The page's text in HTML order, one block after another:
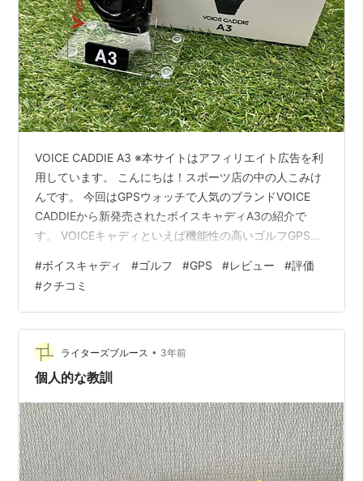
VOICE CADDIE A3 ※本サイトはアフィリエイト広告を利
用しています。 こんにちは！スポーツ店の中の人こみけ
んです。 今回はGPSウォッチで人気のブランドVOICE
CADDIEから新発売されたボイスキャディA3の紹介で
す。 VOICEキャディといえば機能性の高いゴルフGPSを
番で人気だったモデルA2が進化。更にコースレイアウト
が見やすくなりフィットネス機能など様々な便利機能も
搭載。ゴルフだけでなく普段使いにもオススメできるよ
うになりましたのでGPSウォッチ探しに悩んでいる方は
ぜひ参考にして下さい。 ランキング参加中ゴルフ 〜目
次〜 …
#ボイスキャディ #ゴルフ #GPS #レビュー #評価
#クチコミ
ライターズブルース • 3年前
個人的な教訓